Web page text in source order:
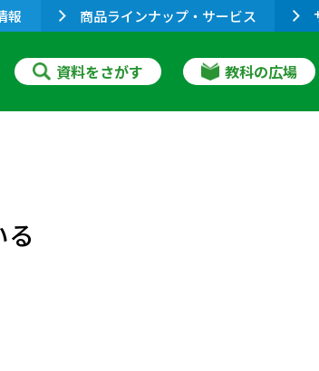
報 商品ラインナップ・サービス
資料をさがす 教科の広場